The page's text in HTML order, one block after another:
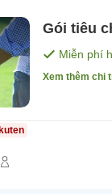
Gói tiêu
Miễn phí
Xem thêm chi